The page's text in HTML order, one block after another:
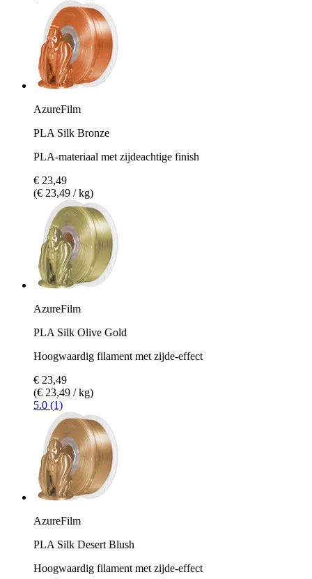
AzureFilm
PLA Silk Bronze
PLA-materiaal met zijdeachtige finish
€ 23,49
(€ 23,49 / kg)
AzureFilm
PLA Silk Olive Gold
Hoogwaardig filament met zijde-effect
€ 23,49
(€ 23,49 / kg)
5.0 (1)
AzureFilm
PLA Silk Desert Blush
Hoogwaardig filament met zijde-effect